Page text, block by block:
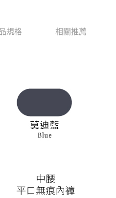
度不足之情形，本公司將視審查結果
規格 相關推薦